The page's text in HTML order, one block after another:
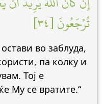
تُرۡجَعُونَ [٣٤]
во заблуда,
па колку и
Тој е
Му се вратите.“